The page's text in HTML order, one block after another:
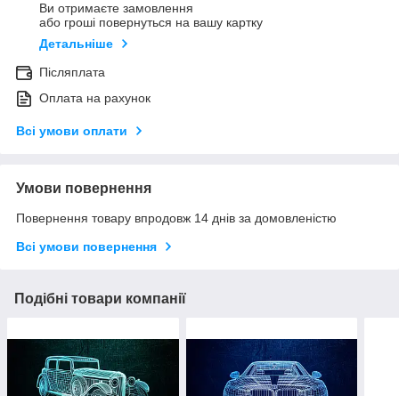
Ви отримаєте замовлення
або гроші повернуться на вашу картку
Детальніше
Післяплата
Оплата на рахунок
Всі умови оплати
Умови повернення
Повернення товару впродовж 14 днів за домовленістю
Всі умови повернення
Подібні товари компанії